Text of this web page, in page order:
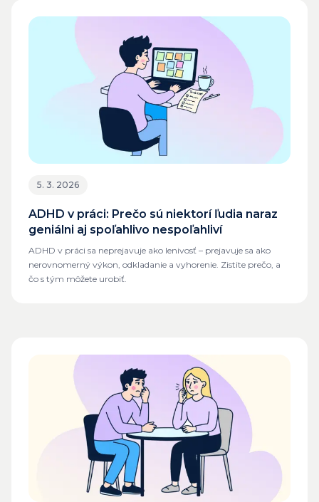
5. 3. 2026
ADHD v práci: Prečo sú niektorí ľudia naraz
geniálni aj spoľahlivo nespoľahliví
ADHD v práci sa neprejavuje ako lenivosť – prejavuje sa ako
nerovnomerný výkon, odkladanie a vyhorenie. Zistite prečo, a
čo s tým môžete urobiť.